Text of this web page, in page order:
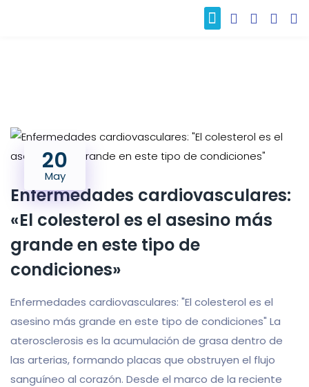
20
May
Enfermedades cardiovasculares:
«El colesterol es el asesino más
grande en este tipo de
condiciones»
Enfermedades cardiovasculares: "El colesterol es el
asesino más grande en este tipo de condiciones" La
aterosclerosis es la acumulación de grasa dentro de
las arterias, formando placas que obstruyen el flujo
sanguíneo al corazón. Desde el marco de la reciente